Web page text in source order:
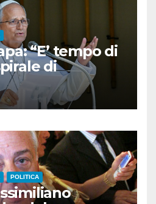
“E’ tempo di
di
POLITICA